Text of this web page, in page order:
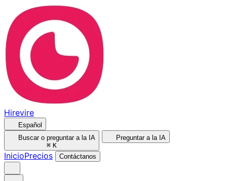
Hirevire
Español
Buscar o preguntar a la IA
⌘ K
Preguntar a la IA
InicioPrecios Contáctanos